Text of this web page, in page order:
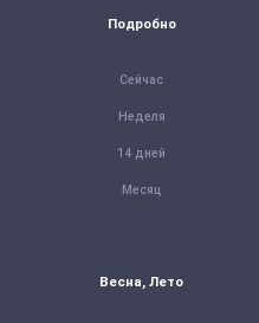
Подробно
Сейчас
Неделя
14 дней
Месяц
Весна, Лето